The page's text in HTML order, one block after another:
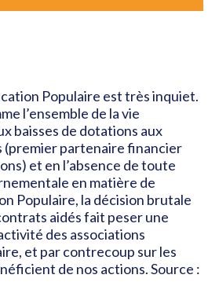
Populaire est très inquiet.
l’ensemble de la vie
baisses de dotations aux
(premier partenaire financier
et en l’absence de toute
en matière de
Populaire, la décision brutale
aidés fait peser une
des associations
et par contrecoup sur les
de nos actions. Source :